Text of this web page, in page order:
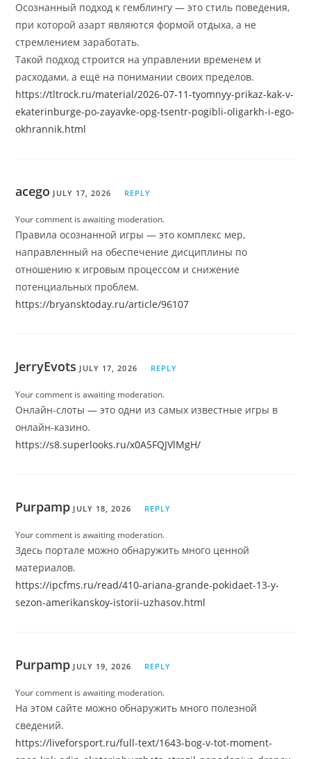
Осознанный подход к гемблингу — это стиль поведения,
при которой азарт являются формой отдыха, а не
стремлением заработать.
Такой подход строится на управлении временем и
расходами, а ещё на понимании своих пределов.
https://tltrock.ru/material/2026-07-11-tyomnyy-prikaz-kak-v-
ekaterinburge-po-zayavke-opg-tsentr-pogibli-oligarkh-i-ego-
okhrannik.html
acego JULY 17, 2026 REPLY
Your comment is awaiting moderation.
Правила осознанной игры — это комплекс мер,
направленный на обеспечение дисциплины по
отношению к игровым процессом и снижение
потенциальных проблем.
https://bryansktoday.ru/article/96107
JerryEvots JULY 17, 2026 REPLY
Your comment is awaiting moderation.
Онлайн-слоты — это одни из самых известные игры в
онлайн-казино.
https://s8.superlooks.ru/x0A5FQJVlMgH/
Purpamp JULY 18, 2026 REPLY
Your comment is awaiting moderation.
Здесь портале можно обнаружить много ценной
материалов.
https://ipcfms.ru/read/410-ariana-grande-pokidaet-13-y-
sezon-amerikanskoy-istorii-uzhasov.html
Purpamp JULY 19, 2026 REPLY
Your comment is awaiting moderation.
На этом сайте можно обнаружить много полезной
сведений.
https://liveforsport.ru/full-text/1643-bog-v-tot-moment-